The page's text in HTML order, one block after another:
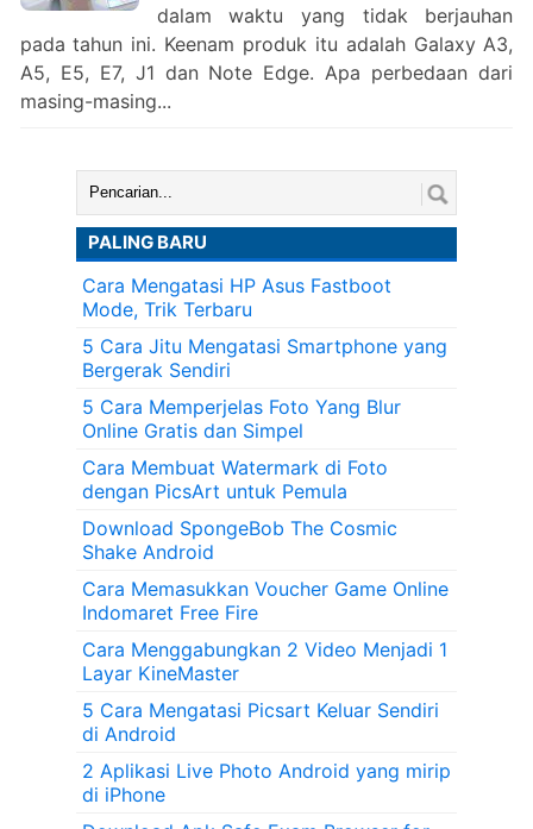
dalam waktu yang tidak berjauhan
pada tahun ini. Keenam produk itu adalah Galaxy A3,
A5, E5, E7, J1 dan Note Edge. Apa perbedaan dari
masing-masing...
Cari:
PALING BARU
Cara Mengatasi HP Asus Fastboot
Mode, Trik Terbaru
5 Cara Jitu Mengatasi Smartphone yang
Bergerak Sendiri
5 Cara Memperjelas Foto Yang Blur
Online Gratis dan Simpel
Cara Membuat Watermark di Foto
dengan PicsArt untuk Pemula
Download SpongeBob The Cosmic
Shake Android
Cara Memasukkan Voucher Game Online
Indomaret Free Fire
Cara Menggabungkan 2 Video Menjadi 1
Layar KineMaster
5 Cara Mengatasi Picsart Keluar Sendiri
di Android
2 Aplikasi Live Photo Android yang mirip
di iPhone